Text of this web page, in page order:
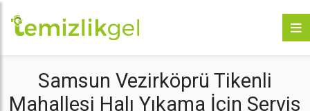
Samsun Vezirköprü Tikenli
Mahallesi Halı Yıkama İçin Servis